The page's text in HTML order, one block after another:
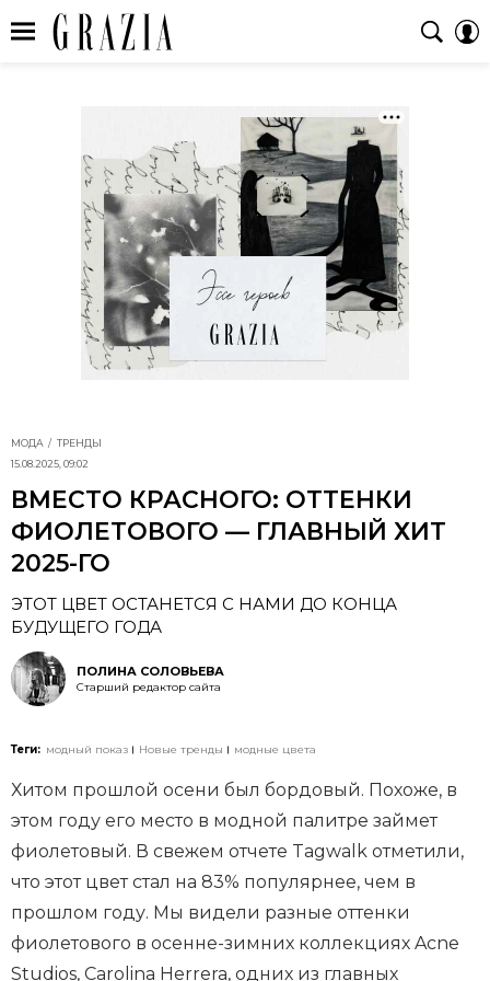
МОДА
ТРЕНДЫ
15.08.2025, 09:02
ВМЕСТО КРАСНОГО: ОТТЕНКИ
ФИОЛЕТОВОГО — ГЛАВНЫЙ ХИТ
2025-ГО
ЭТОТ ЦВЕТ ОСТАНЕТСЯ С НАМИ ДО КОНЦА
БУДУЩЕГО ГОДА
ПОЛИНА СОЛОВЬЕВА
Старший редактор сайта
Теги: модный показ Новые тренды модные цвета
Хитом прошлой осени был бордовый. Похоже, в
этом году его место в модной палитре займет
фиолетовый. В свежем отчете Tagwalk отметили,
что этот цвет стал на 83% популярнее, чем в
прошлом году. Мы видели разные оттенки
фиолетового в осенне-зимних коллекциях Acne
Studios, Carolina Herrera, одних из главных